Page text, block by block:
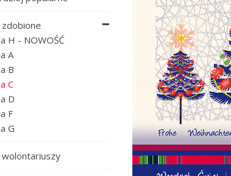
H - NOWOŚĆ
A
B
C
D
F
G
wolontariuszy